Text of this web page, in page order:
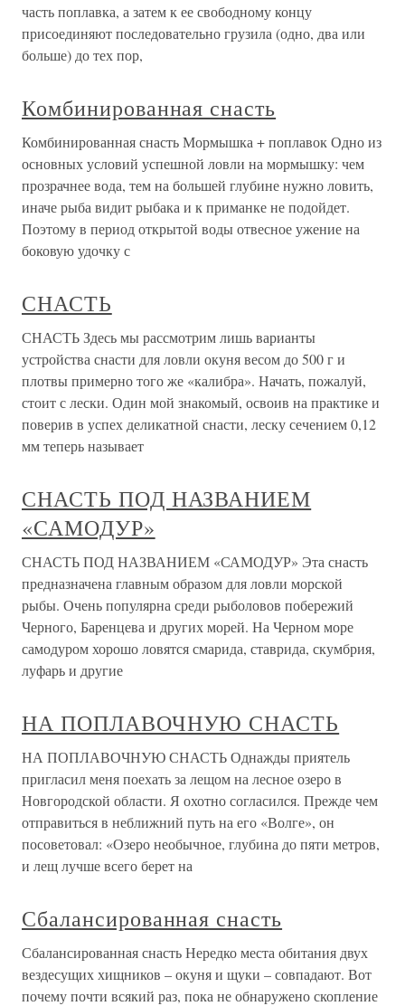
часть поплавка, а затем к ее свободному концу
присоединяют последовательно грузила (одно, два или
больше) до тех пор,
Комбинированная снасть
Комбинированная снасть Мормышка + поплавок Одно из
основных условий успешной ловли на мормышку: чем
прозрачнее вода, тем на большей глубине нужно ловить,
иначе рыба видит рыбака и к приманке не подойдет.
Поэтому в период открытой воды отвесное ужение на
боковую удочку с
СНАСТЬ
СНАСТЬ Здесь мы рассмотрим лишь варианты
устройства снасти для ловли окуня весом до 500 г и
плотвы примерно того же «калибра». Начать, пожалуй,
стоит с лески. Один мой знакомый, освоив на практике и
поверив в успех деликатной снасти, леску сечением 0,12
мм теперь называет
СНАСТЬ ПОД НАЗВАНИЕМ
«САМОДУР»
СНАСТЬ ПОД НАЗВАНИЕМ «САМОДУР» Эта снасть
предназначена главным образом для ловли морской
рыбы. Очень популярна среди рыболовов побережий
Черного, Баренцева и других морей. На Черном море
самодуром хорошо ловятся смарида, ставрида, скумбрия,
луфарь и другие
НА ПОПЛАВОЧНУЮ СНАСТЬ
НА ПОПЛАВОЧНУЮ СНАСТЬ Однажды приятель
пригласил меня поехать за лещом на лесное озеро в
Новгородской области. Я охотно согласился. Прежде чем
отправиться в неближний путь на его «Волге», он
посоветовал: «Озеро необычное, глубина до пяти метров,
и лещ лучше всего берет на
Сбалансированная снасть
Сбалансированная снасть Нередко места обитания двух
вездесущих хищников – окуня и щуки – совпадают. Вот
почему почти всякий раз, пока не обнаружено скопление